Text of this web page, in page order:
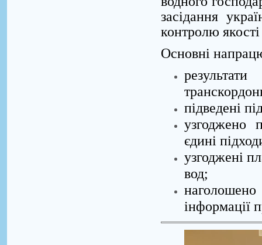
засідання
контролю
Основні
підведені
узгоджено
єдині
узгоджені
вод;
наголошено
інформації